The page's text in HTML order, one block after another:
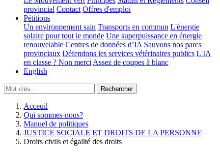
provincial Contact Offres d'emploi
Pétitions
Un environnement sain Transports en commun L'énergie
solaire pour tout le monde Une superpuissance en énergie
renouvelable Centres de données d’IA Sauvons nos parcs
provinciaux Défendons les services vétérinaires publics L'IA
en classe ? Non merci Assez de coupes à blanc
English
Acceuil
Qui sommes-nous?
Manuel de politiques
JUSTICE SOCIALE ET DROITS DE LA PERSONNE
Droits civils et égalité des droits